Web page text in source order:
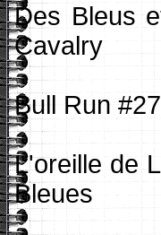
Des Bleus
Cavalry
Bull Run
L'oreille de
Bleues